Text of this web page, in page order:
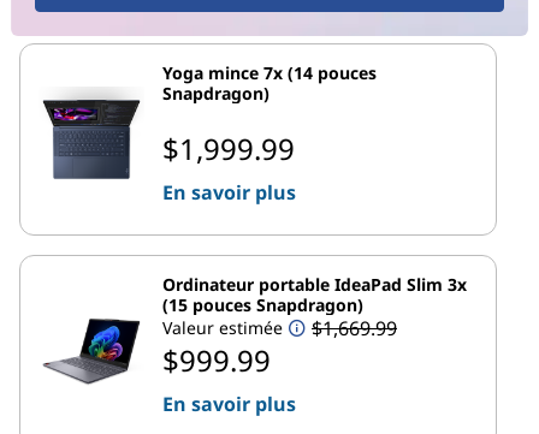
Yoga mince 7x (14 pouces
Snapdragon)
$1,999.99
En savoir plus
Ordinateur portable IdeaPad Slim 3x
(15 pouces Snapdragon)
Valeur estimée
$1,669.99
$999.99
En savoir plus